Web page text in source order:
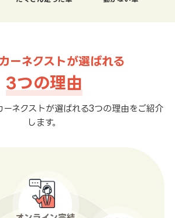
ーネクストが選ばれる
3つの理由
ネクストが選ばれる3つの理由をご紹介
します。